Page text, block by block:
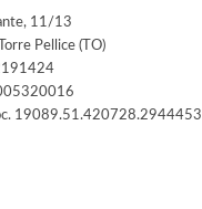
11/13
Pellice (TO)
19089.51.420728.2944453